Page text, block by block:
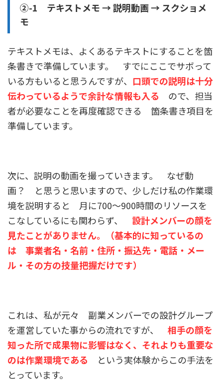
②-1 テキストメモ →説明動画 → スクショメ
モ
テキストメモは、よくあるテキストにすることを箇
条書きで準備しています。 すでにここでサボって
いる方もいると思うんですが、 口頭での説明は十分
伝わっているようで余計な情報も入る ので、担当
者が必要なことを再度確認できる 箇条書き項目を
準備しています。
次に、説明の動画を撮っていきます。 なぜ動
画？ と思うと思いますので、少しだけ私の作業環
境を説明すると 月に700〜900時間のリソースを
こなしているにも関わらず、 設計メンバーの顔を
見たことがありません。（基本的に知っているの
は 事業者名・名前・住所・振込先・電話・メー
ル・その方の技量把握だけです）
これは、私が元々 副業メンバーでの設計グループ
を運営していた事からの流れですが、 相手の顔を
知った所で成果物に影響はなく、それよりも重要な
のは作業環境である という実体験からこの手法を
とっています。